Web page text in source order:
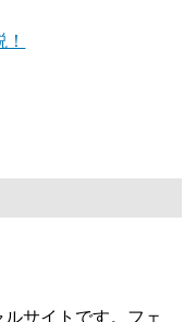
サイトです。フェ